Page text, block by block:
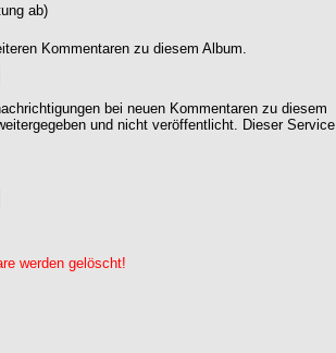
ab)
Kommentaren zu diesem Album.
bei neuen Kommentaren zu diesem
und nicht veröffentlicht. Dieser Service
werden gelöscht!